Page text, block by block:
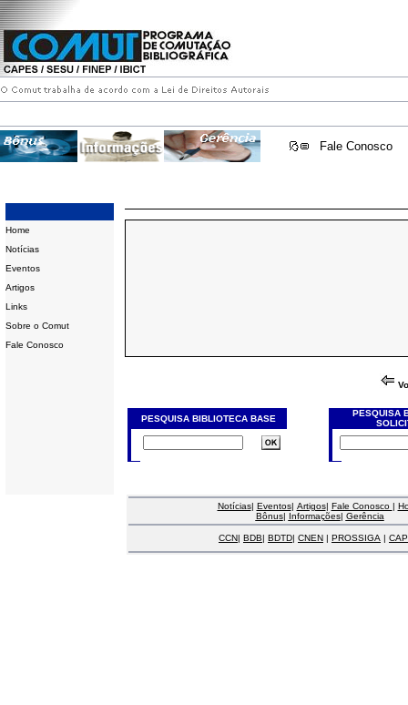
Fale Conosco
Home
Notícias
Eventos
Artigos
Links
Sobre o Comut
Fale Conosco
PESQUISA BIBLIOTECA BASE
PESQUISA
Notícias| Eventos| Artigos| Fale Conosco |
Bônus| Informações| Gerência
CCN| BDB| BDTD| CNEN | PROSSIGA |